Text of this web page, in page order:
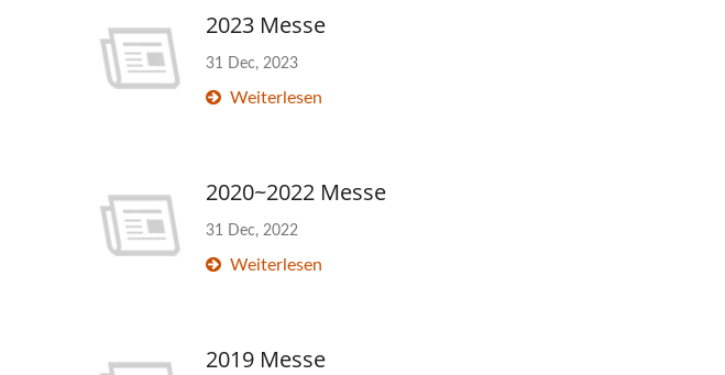
2023 Messe
31 Dec, 2023
Weiterlesen
2020~2022 Messe
31 Dec, 2022
Weiterlesen
2019 Messe